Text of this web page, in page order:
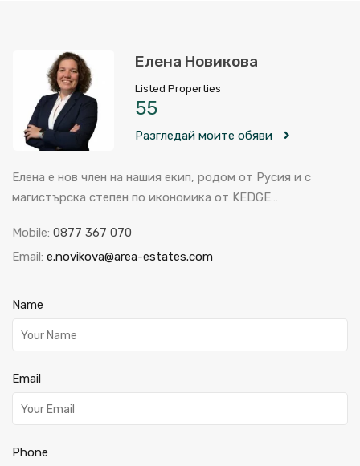
Елена Новикова
Listed Properties
55
Разгледай моите обяви
Елена е нов член на нашия екип, родом от Русия и с
магистърска степен по икономика от KEDGE…
Mobile: 0877 367 070
Email: e.novikova@area-estates.com
Name
Email
Phone